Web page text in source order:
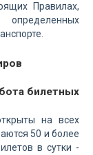
Правилах,
билетных
на всех
50 и более
в сутки -